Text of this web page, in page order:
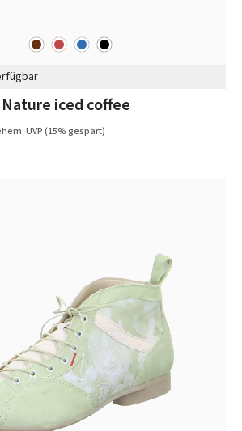
braunrot blau schwarz
iced coffee
UVP(15% gespart)